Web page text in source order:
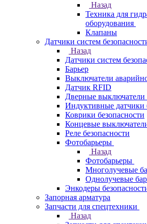
Назад
Техника для
оборудования
Клапаны
Датчики систем
Назад
Датчики систем
Барьер
Выключатели
Датчик RFID
Дверные выключатели
Индуктивные датчики
Коврики безопасности
Концевые
Реле безопасности
Фотобарьеры
Назад
Фотобарьеры
Многолучевые
Однолучевые
Энкодеры
Запорная арматура
Запчасти для спецтехники
Назад